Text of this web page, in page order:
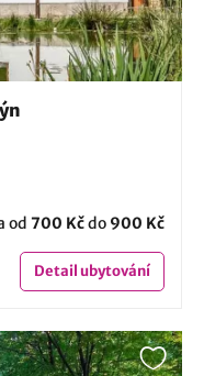
od 700 Kčdo 900 Kč
Detailubytování